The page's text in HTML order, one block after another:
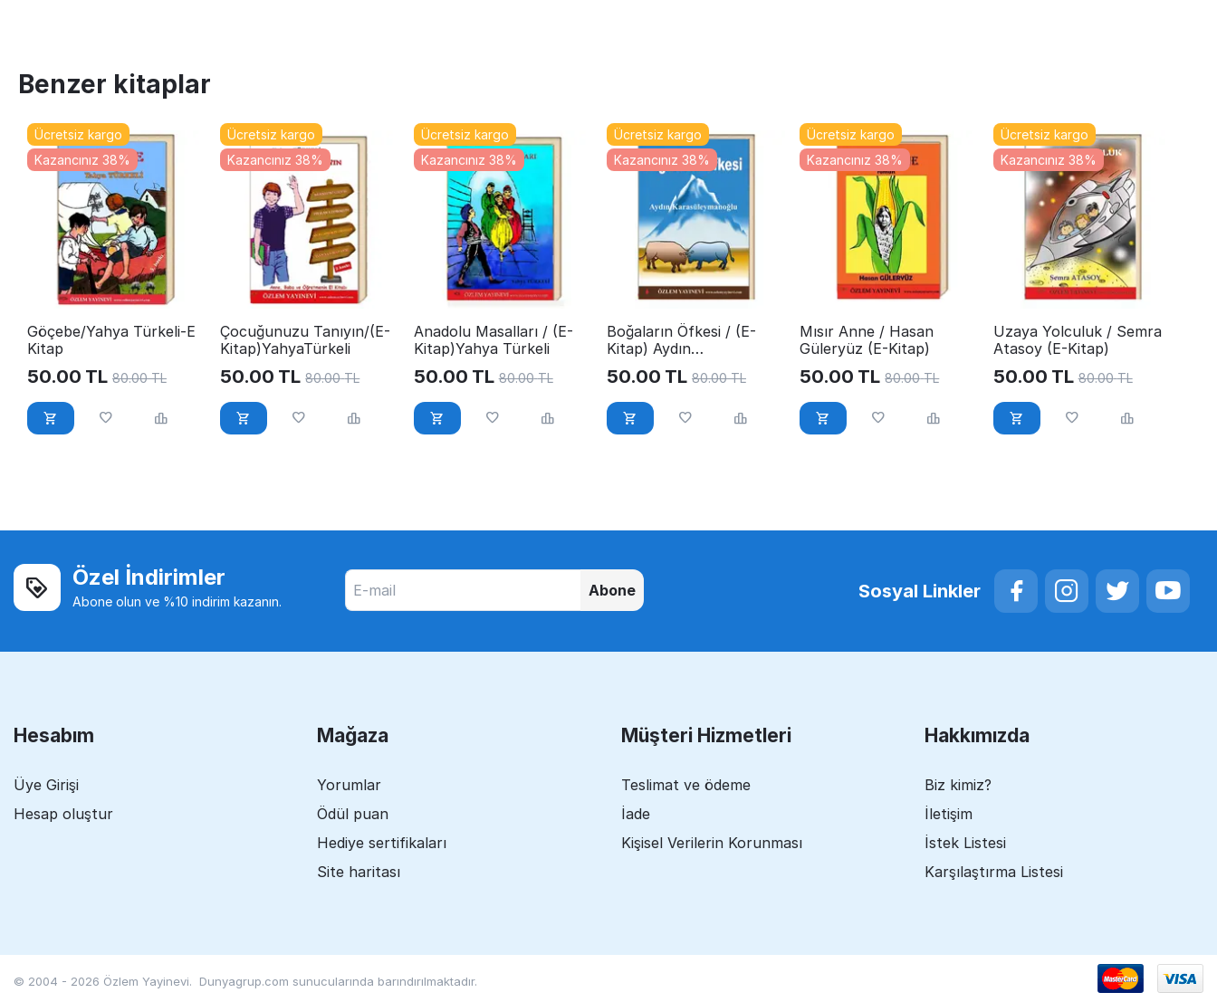
Benzer kitaplar
Ücretsiz kargo
Kazancınız 38%
Göçebe/Yahya Türkeli-E
Kitap
50.00 TL 80.00 TL
Ücretsiz kargo
Kazancınız 38%
Çocuğunuzu Tanıyın/(E-
Kitap)YahyaTürkeli
50.00 TL 80.00 TL
Ücretsiz kargo
Kazancınız 38%
Anadolu Masalları / (E-
Kitap)Yahya Türkeli
50.00 TL 80.00 TL
Ücretsiz kargo
Kazancınız 38%
Boğaların Öfkesi / (E-
Kitap) Aydın
Karasüleymanoğlu
50.00 TL 80.00 TL
Ücretsiz kargo
Kazancınız 38%
Mısır Anne / Hasan
Güleryüz (E-Kitap)
50.00 TL 80.00 TL
Ücretsiz kargo
Kazancınız 38%
Uzaya Yolculuk / Semra
Atasoy (E-Kitap)
50.00 TL 80.00 TL
Özel İndirimler
Abone olun ve %10 indirim kazanın.
Abone Sosyal Linkler
Hesabım
Üye Girişi
Hesap oluştur
Mağaza
Yorumlar
Ödül puan
Hediye sertifikaları
Site haritası
Müşteri Hizmetleri
Teslimat ve ödeme
İade
Kişisel Verilerin Korunması
Hakkımızda
Biz kimiz?
İletişim
İstek Listesi
Karşılaştırma Listesi
© 2004 - 2026 Özlem Yayinevi. Dunyagrup.com sunucularında barındırılmaktadır.